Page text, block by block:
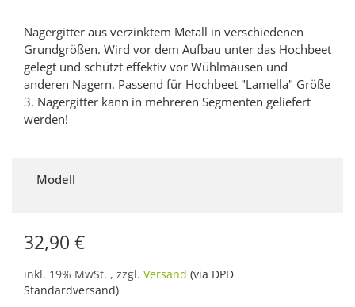
Nagergitter aus verzinktem Metall in verschiedenen
Grundgrößen. Wird vor dem Aufbau unter das Hochbeet
gelegt und schützt effektiv vor Wühlmäusen und
anderen Nagern. Passend für Hochbeet "Lamella" Größe
3. Nagergitter kann in mehreren Segmenten geliefert
werden!
Modell
32,90 €
inkl. 19% MwSt. , zzgl. Versand (via DPD
Standardversand)